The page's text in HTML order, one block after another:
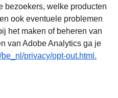
bezoekers, welke producten
ook eventuele problemen
het maken of beheren van
van Adobe Analytics ga je
privacy/opt-out.html.